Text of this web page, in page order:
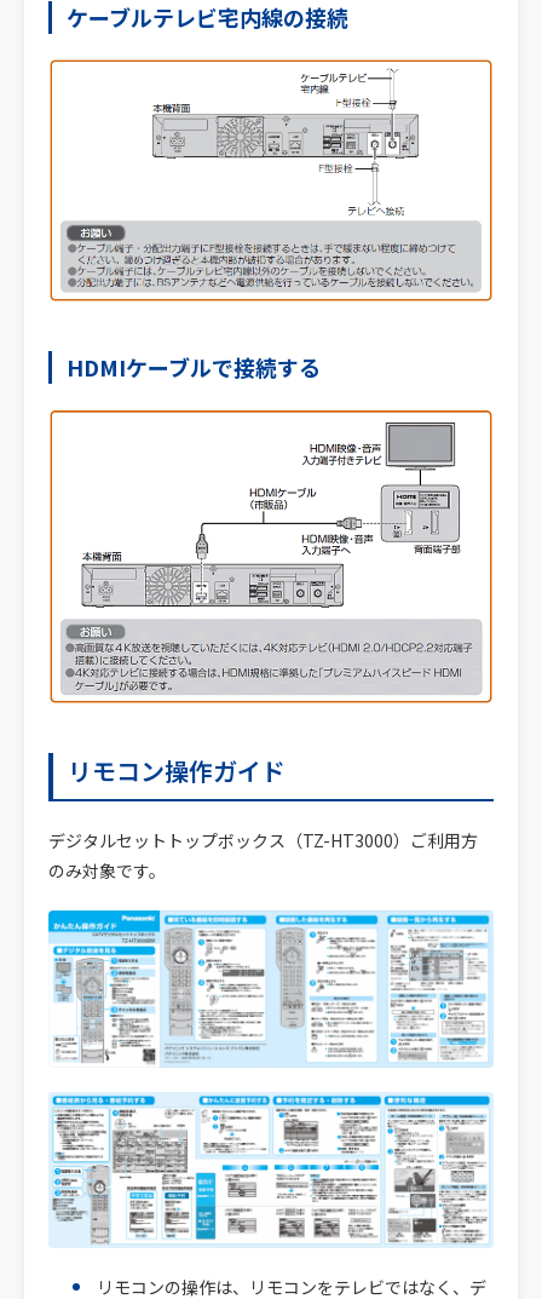
ケーブルテレビ宅内線の接続
HDMIケーブルで接続する
リモコン操作ガイド
デジタルセットトップボックス（TZ-HT3000）ご利用方
のみ対象です。
リモコンの操作は、リモコンをテレビではなく、デ